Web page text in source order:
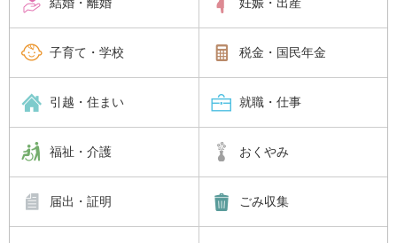
結婚・離婚 妊娠・出産
子育て・学校 税金・国民年金
引越・住まい 就職・仕事
福祉・介護 おくやみ
届出・証明 ごみ収集